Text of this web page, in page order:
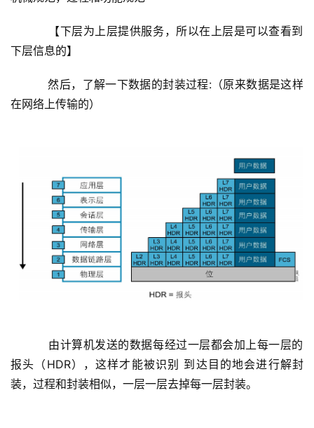
下层信息的】
然后，了解一下数据的封装过程:（原来数据是这样
在网络上传输的）
由计算机发送的数据每经过一层都会加上每一层的
报头（ HDR），这样才能被识别 到达目的地会进行解封
装，过程和封装相似，一层一层去掉每一层封装。